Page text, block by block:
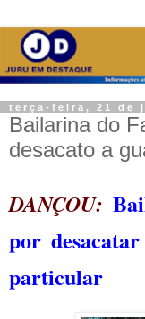
terça-feira, 21 de
Bailarina do
desacato a
DANÇOU:
por
particular